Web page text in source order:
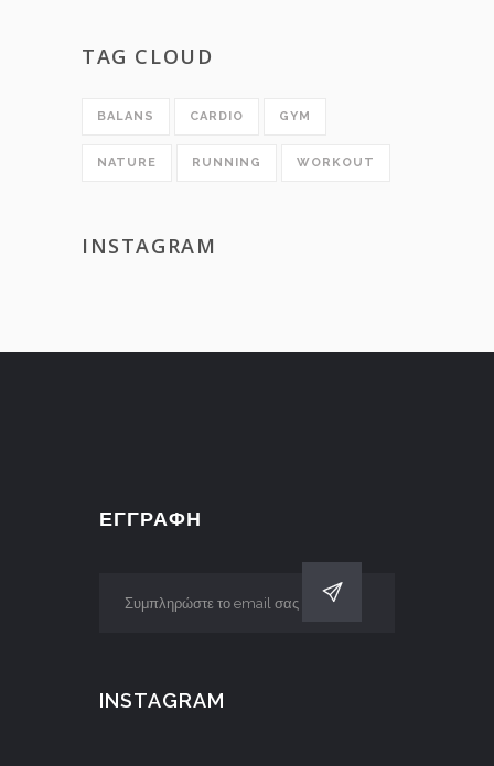
TAG CLOUD
BALANS CARDIO GYM
NATURE RUNNING WORKOUT
INSTAGRAM
ΕΓΓΡΑΦΗ
INSTAGRAM